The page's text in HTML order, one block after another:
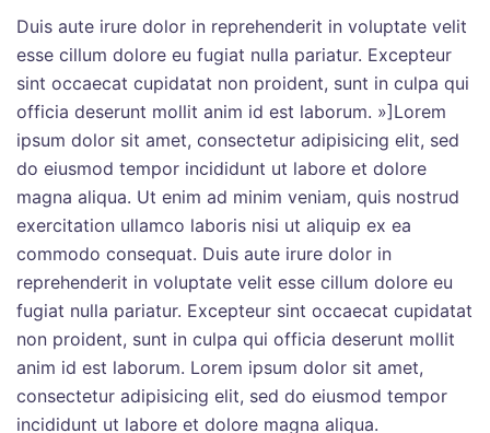
Duis aute irure dolor in reprehenderit in voluptate velit
esse cillum dolore eu fugiat nulla pariatur. Excepteur
sint occaecat cupidatat non proident, sunt in culpa qui
officia deserunt mollit anim id est laborum. »]Lorem
ipsum dolor sit amet, consectetur adipisicing elit, sed
do eiusmod tempor incididunt ut labore et dolore
magna aliqua. Ut enim ad minim veniam, quis nostrud
exercitation ullamco laboris nisi ut aliquip ex ea
commodo consequat. Duis aute irure dolor in
reprehenderit in voluptate velit esse cillum dolore eu
fugiat nulla pariatur. Excepteur sint occaecat cupidatat
non proident, sunt in culpa qui officia deserunt mollit
anim id est laborum. Lorem ipsum dolor sit amet,
consectetur adipisicing elit, sed do eiusmod tempor
incididunt ut labore et dolore magna aliqua.